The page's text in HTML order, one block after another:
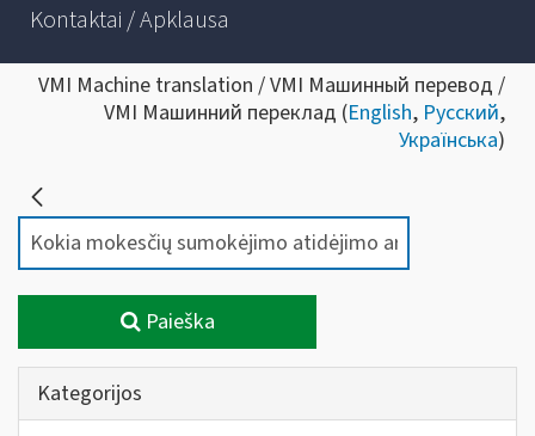
Kontaktai / Apklausa
VMI Machine translation / VMI Машинный перевод /
VMI Машинний переклад (English, Русский,
Українська)
Paieška
Kategorijos